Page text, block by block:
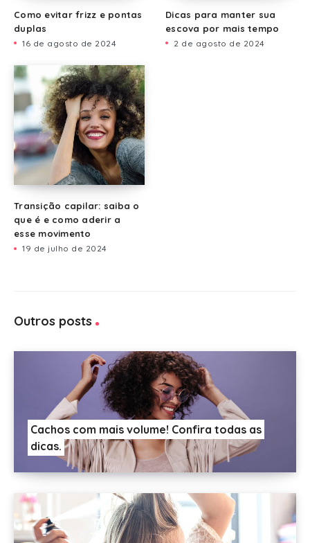
Como evitar frizz e pontas
duplas
16 de agosto de 2024
Dicas para manter sua
escova por mais tempo
2 de agosto de 2024
Transição capilar: saiba o
que é e como aderir a
esse movimento
19 de julho de 2024
Outros posts
Cachos com mais volume! Confira todas as
dicas.